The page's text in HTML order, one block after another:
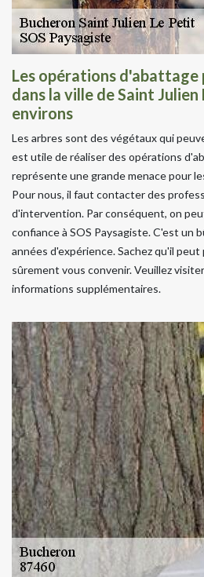
Les opérations d'abattage
dans la ville de Saint
environs
Les arbres sont des végétaux qui
est utile de réaliser des opérations
représente une grande menace pour
Pour nous, il faut contacter des
d'intervention. Par conséquent, on
confiance à SOS Paysagiste. C'est un
années d'expérience. Sachez qu'il
sûrement vous convenir. Veuillez
informations supplémentaires.